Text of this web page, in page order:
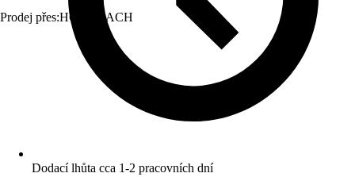
Prodej přes:HORNBACH
Dodací lhůta cca 1-2 pracovních dní